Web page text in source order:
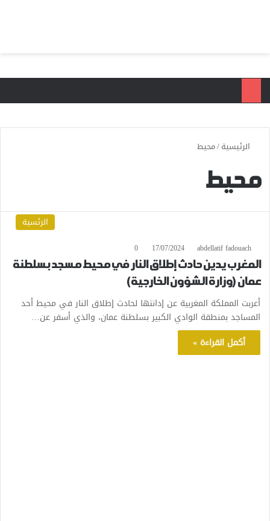
الرئيسية/محيط
محيط
الرئسية
abdellatif fadouach
17/07/2024
0
المغرب يدين حادث إطلاق النار في محيط مسجد بسلطنة
عمان (وزارة الشؤون الخارجية)
أعربت المملكة المغربية عن إدانتها لحادث إطلاق النار في محيط أحد
المساجد بمنطقة الوادي الكبير بسلطنة عمان، والذي أسفر عن…
أكمل القراءة »